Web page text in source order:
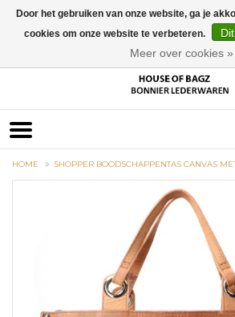
HOME SHOPPER BOODSCHAPPENTAS CANVAS
Door het gebruiken van onze website, ga je
cookies om onze website te verbeteren.
Meer over cookies »